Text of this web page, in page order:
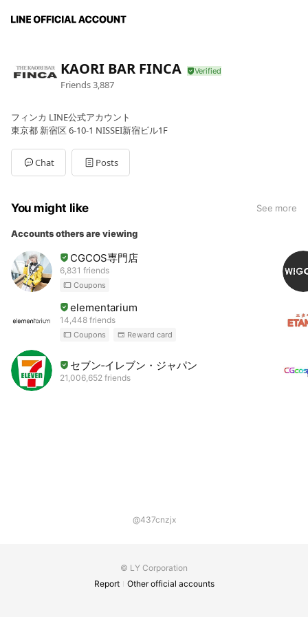
KAORI BAR FINCA
Friends3,887
フィンカ LINE公式アカウント
東京都 新宿区 6-10-1 NISSEI新宿ビル1F
Chat Posts
You might like See more
Accounts others are viewing
CGCOS専門店
6,831 friends
Coupons
elementarium
14,448 friends
Coupons Reward card
セブン‐イレブン・ジャパン
21,006,652 friends
@437cnzjx
© LY Corporation
Report
Other official accounts